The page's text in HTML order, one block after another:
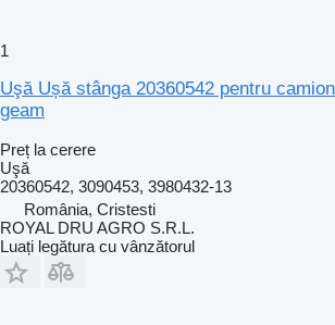
1
Uşă Ușă stânga 20360542 pentru
geam
Preț la cerere
Uşă
20360542, 3090453, 3980432-13
România, Cristesti
ROYAL DRU AGRO S.R.L.
Luați legătura cu vânzătorul